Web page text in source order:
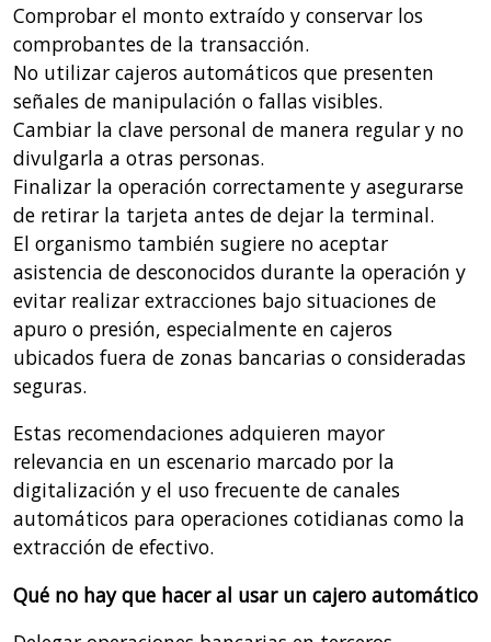
Comprobar el monto extraído y conservar los
comprobantes de la transacción.
No utilizar cajeros automáticos que presenten
señales de manipulación o fallas visibles.
Cambiar la clave personal de manera regular y no
divulgarla a otras personas.
Finalizar la operación correctamente y asegurarse
de retirar la tarjeta antes de dejar la terminal.
El organismo también sugiere no aceptar
asistencia de desconocidos durante la operación y
evitar realizar extracciones bajo situaciones de
apuro o presión, especialmente en cajeros
ubicados fuera de zonas bancarias o consideradas
seguras.
Estas recomendaciones adquieren mayor
relevancia en un escenario marcado por la
digitalización y el uso frecuente de canales
automáticos para operaciones cotidianas como la
extracción de efectivo.
Qué no hay que hacer al usar un cajero automático